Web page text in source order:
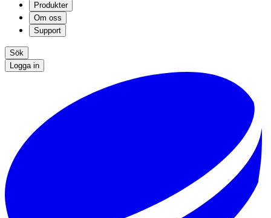
Produkter
Om oss
Support
Sök
Logga in